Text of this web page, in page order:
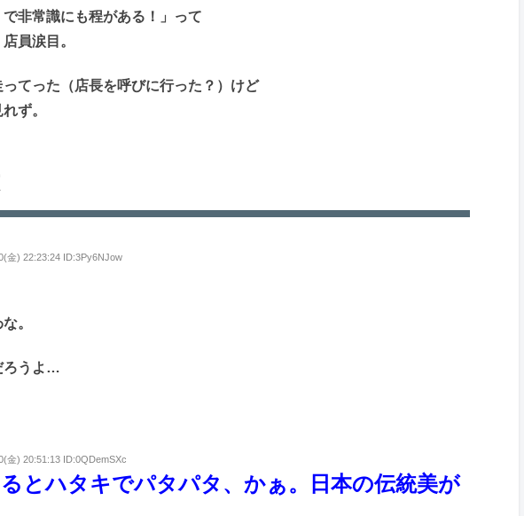
非常識にも程がある！」って
員涙目。
てった（店長を呼びに行った？）けど
ず。
金) 22:23:24 ID:3Py6NJow
。
ろうよ…
金) 20:51:13 ID:0QDemSXc
とハタキでパタパタ、かぁ。日本の伝統美が